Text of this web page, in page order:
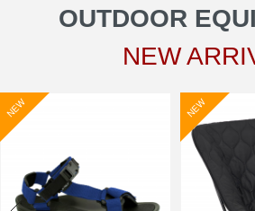
OUTDOOR
NEW
NEW NEW